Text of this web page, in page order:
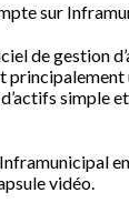
sur
de gestion
principalement
simple
vidéo.